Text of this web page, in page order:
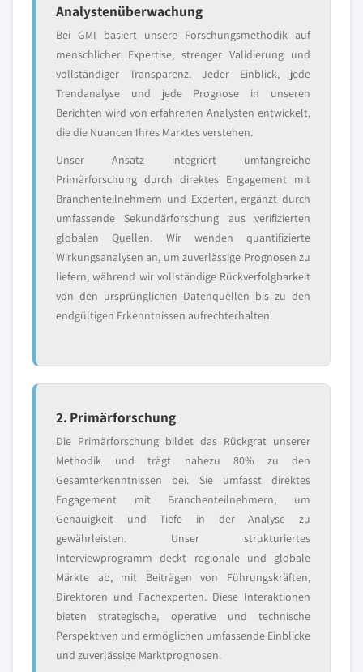
Analystenüberwachung
Bei GMI basiert unsere Forschungsmethodik auf
menschlicher Expertise, strenger Validierung und
vollständiger Transparenz. Jeder Einblick, jede
Trendanalyse und jede Prognose in unseren
Berichten wird von erfahrenen Analysten entwickelt,
die die Nuancen Ihres Marktes verstehen.
Unser Ansatz integriert umfangreiche
Primärforschung durch direktes Engagement mit
Branchenteilnehmern und Experten, ergänzt durch
umfassende Sekundärforschung aus verifizierten
globalen Quellen. Wir wenden quantifizierte
Wirkungsanalysen an, um zuverlässige Prognosen zu
liefern, während wir vollständige Rückverfolgbarkeit
von den ursprünglichen Datenquellen bis zu den
endgültigen Erkenntnissen aufrechterhalten.
2. Primärforschung
Die Primärforschung bildet das Rückgrat unserer
Methodik und trägt nahezu 80% zu den
Gesamterkenntnissen bei. Sie umfasst direktes
Engagement mit Branchenteilnehmern, um
Genauigkeit und Tiefe in der Analyse zu
gewährleisten. Unser strukturiertes
Interviewprogramm deckt regionale und globale
Märkte ab, mit Beiträgen von Führungskräften,
Direktoren und Fachexperten. Diese Interaktionen
bieten strategische, operative und technische
Perspektiven und ermöglichen umfassende Einblicke
und zuverlässige Marktprognosen.